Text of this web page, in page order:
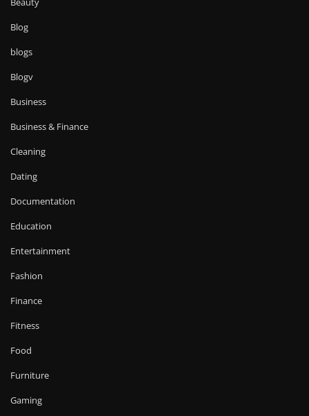
Blog
blogs
Blogv
Business
Business & Finance
Cleaning
Dating
Documentation
Education
Entertainment
Fashion
Finance
Fitness
Food
Furniture
Gaming